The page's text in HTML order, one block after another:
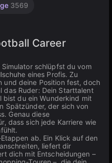
3569
Career
Simulator schlüpfst du vom
eines Profis. Zu
und deine Position fest, doch
das Ruder: Dein Starttalent
du ein Wunderkind mit
Spätzünder, der sich von
Genau diese
dass sich jede Karriere wie
ab. Ein Klick auf den
liefert dir
dich mit Entscheidungen –